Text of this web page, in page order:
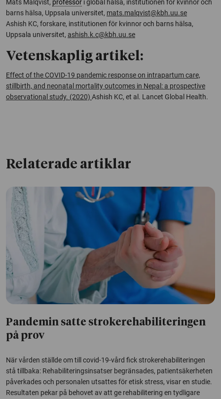
Mats Målqvist, professor i global hälsa, institutionen för kvinnor och
barns hälsa, Uppsala universitet, mats.malqvist@kbh.uu.se
Ashish KC, forskare, institutionen för kvinnor och barns hälsa,
Uppsala universitet, ashish.k.c@kbh.uu.se
Vetenskaplig artikel:
Effect of the COVID-19 pandemic response on intrapartum care,
stillbirth, and neonatal mortality outcomes in Nepal: a prospective
observational study. (2020) Ashish KC, et al. Lancet Global Health.
Relaterade artiklar
Pandemin satte strokerehabiliteringen
på prov
När vården ställde om till covid-19-vård fick strokerehabiliteringen
stå tillbaka: Rehabiliteringsinsatser begränsades, patientsäkerheten
påverkades och personalen utsattes för etisk stress, visar en studie.
Resultaten pekar på behovet av att ge rehabilitering en tydligare